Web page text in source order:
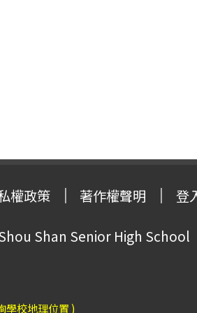
權政策 著作權聲明 登
Shan Senior High School
學校地理位置 )